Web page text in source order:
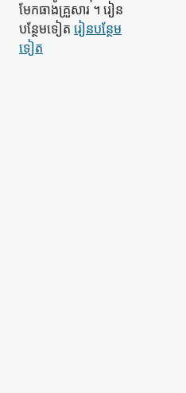
មែកធាង​គ្រួសារ ។ រៀន​
បន្ថែម​ទៀត រៀន​បន្ថែម​
ទៀត